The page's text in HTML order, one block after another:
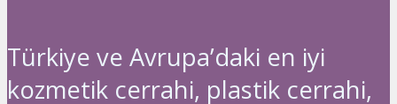
Türkiye ve Avrupa’daki en iyi
kozmetik cerrahi, plastik cerrahi,